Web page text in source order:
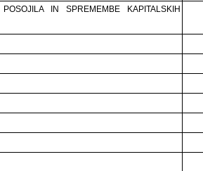
IN SPREMEMBE KAPITALSKIH